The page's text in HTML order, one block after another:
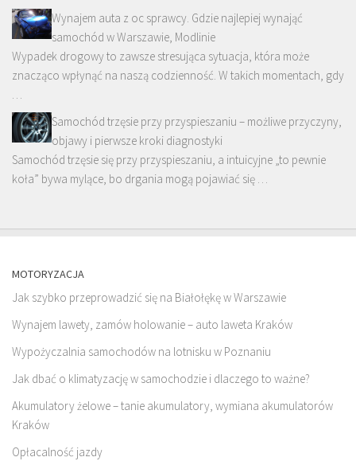
Wynajem auta z oc sprawcy. Gdzie najlepiej wynająć
samochód w Warszawie, Modlinie
Wypadek drogowy to zawsze stresująca sytuacja, która może
znacząco wpłynąć na naszą codzienność. W takich momentach, gdy
…
Samochód trzęsie przy przyspieszaniu – możliwe przyczyny,
objawy i pierwsze kroki diagnostyki
Samochód trzęsie się przy przyspieszaniu, a intuicyjne „to pewnie
koła” bywa mylące, bo drgania mogą pojawiać się …
MOTORYZACJA
Jak szybko przeprowadzić się na Białołękę w Warszawie
Wynajem lawety, zamów holowanie – auto laweta Kraków
Wypożyczalnia samochodów na lotnisku w Poznaniu
Jak dbać o klimatyzację w samochodzie i dlaczego to ważne?
Akumulatory żelowe – tanie akumulatory, wymiana akumulatorów
Kraków
Opłacalność jazdy